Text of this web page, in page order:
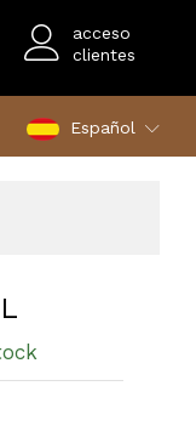
acceso
clientes
Español